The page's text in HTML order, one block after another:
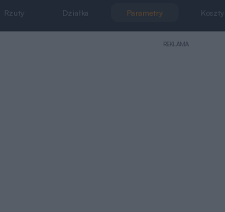
Rzuty Działka Parametry Koszty
REKLAMA